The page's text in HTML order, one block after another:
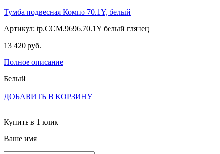
Тумба подвесная Компо 70.1Y, белый
Артикул: tp.COM.9696.70.1Y белый глянец
13 420 руб.
Полное описание
Белый
ДОБАВИТЬ В КОРЗИНУ
Купить в 1 клик
Ваше имя